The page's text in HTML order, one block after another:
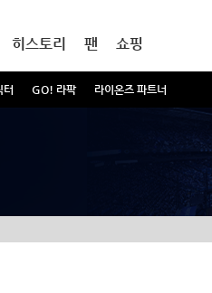
터 GO! 라팍 라이온즈 파트너
히스토리 팬 쇼핑